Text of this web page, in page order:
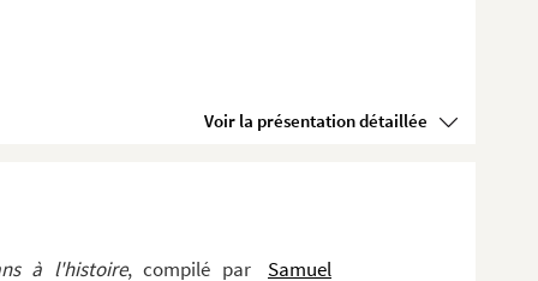
Voir la présentation détaillée
à l'histoire, compilé par
Samuel